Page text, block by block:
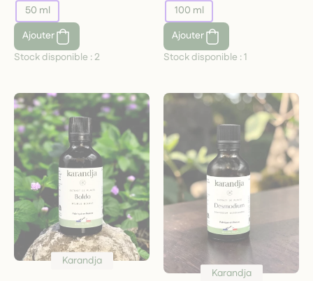
50 ml
Ajouter
Stock disponible : 2
100 ml
Ajouter
Stock disponible :1
Karandja
Karandja